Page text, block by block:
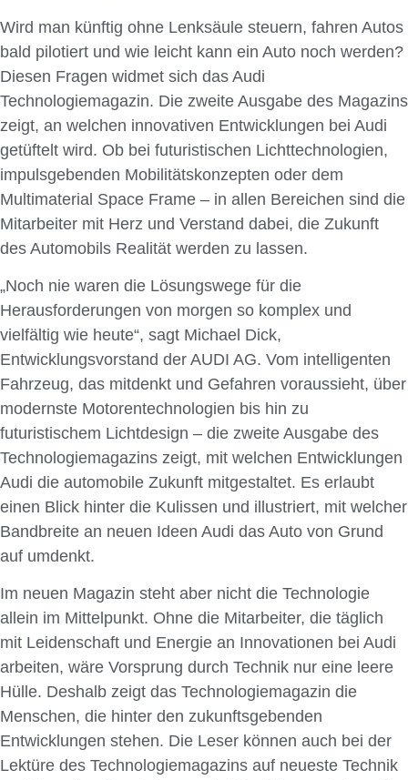
Wird man künftig ohne Lenksäule steuern, fahren Autos
bald pilotiert und wie leicht kann ein Auto noch werden?
Diesen Fragen widmet sich das Audi
Technologiemagazin. Die zweite Ausgabe des Magazins
zeigt, an welchen innovativen Entwicklungen bei Audi
getüftelt wird. Ob bei futuristischen Lichttechnologien,
impulsgebenden Mobilitätskonzepten oder dem
Multimaterial Space Frame – in allen Bereichen sind die
Mitarbeiter mit Herz und Verstand dabei, die Zukunft
des Automobils Realität werden zu lassen.
„Noch nie waren die Lösungswege für die
Herausforderungen von morgen so komplex und
vielfältig wie heute“, sagt Michael Dick,
Entwicklungsvorstand der AUDI AG. Vom intelligenten
Fahrzeug, das mitdenkt und Gefahren voraussieht, über
modernste Motorentechnologien bis hin zu
futuristischem Lichtdesign – die zweite Ausgabe des
Technologiemagazins zeigt, mit welchen Entwicklungen
Audi die automobile Zukunft mitgestaltet. Es erlaubt
einen Blick hinter die Kulissen und illustriert, mit welcher
Bandbreite an neuen Ideen Audi das Auto von Grund
auf umdenkt.
Im neuen Magazin steht aber nicht die Technologie
allein im Mittelpunkt. Ohne die Mitarbeiter, die täglich
mit Leidenschaft und Energie an Innovationen bei Audi
arbeiten, wäre Vorsprung durch Technik nur eine leere
Hülle. Deshalb zeigt das Technologiemagazin die
Menschen, die hinter den zukunftsgebenden
Entwicklungen stehen. Die Leser können auch bei der
Lektüre des Technologiemagazins auf neueste Technik